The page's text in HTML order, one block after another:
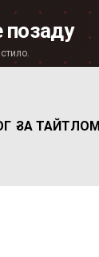
ЗА ТАЙТЛОМ